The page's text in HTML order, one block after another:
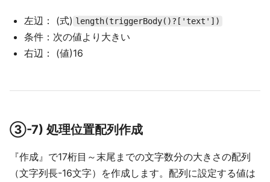
左辺： (式) length(triggerBody()?['text'])
条件：次の値より大きい
右辺： (値)16
③-7) 処理位置配列作成
『作成』で17桁目～末尾までの文字数分の大きさの配列
（文字列長-16文字）を作成します。配列に設定する値は